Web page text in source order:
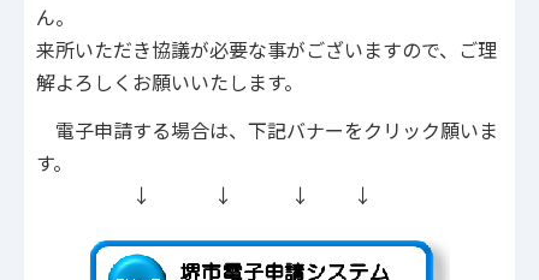
ん。
来所いただき協議が必要な事がございますので、ご理
解よろしくお願いいたします。
電子申請する場合は、下記バナーをクリック願いま
す。
↓ ↓ ↓ ↓